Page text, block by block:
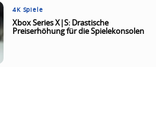
4K Spiele
Xbox Series X|S: Drastische
Preiserhöhung für die Spielekonsolen